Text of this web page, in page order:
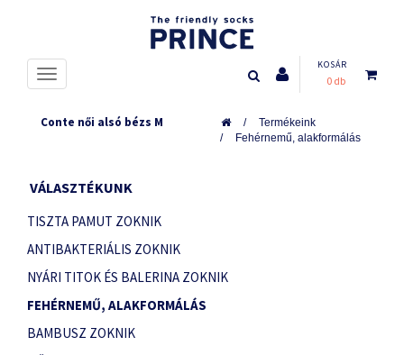
KOSÁR
0 db
Conte női alsó bézs M
Termékeink
Fehérnemű, alakformálás
VÁLASZTÉKUNK
TISZTA PAMUT ZOKNIK
ANTIBAKTERIÁLIS ZOKNIK
NYÁRI TITOK ÉS BALERINA ZOKNIK
FEHÉRNEMŰ, ALAKFORMÁLÁS
BAMBUSZ ZOKNIK